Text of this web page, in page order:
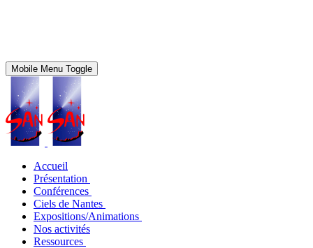
Mobile Menu Toggle
Accueil
Présentation
Conférences
Ciels de Nantes
Expositions/Animations
Nos activités
Ressources